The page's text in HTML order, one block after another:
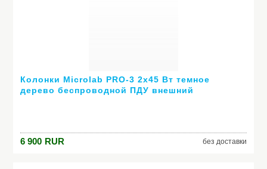
Колонки Microlab PRO-3 2х45 Вт темное
дерево беспроводной ПДУ внешний
6 900 RUR без доставки